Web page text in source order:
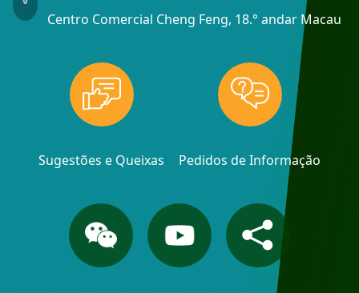
Centro Comercial Cheng Feng, 18.° andar Macau
Sugestões e Queixas Pedidos de Informação